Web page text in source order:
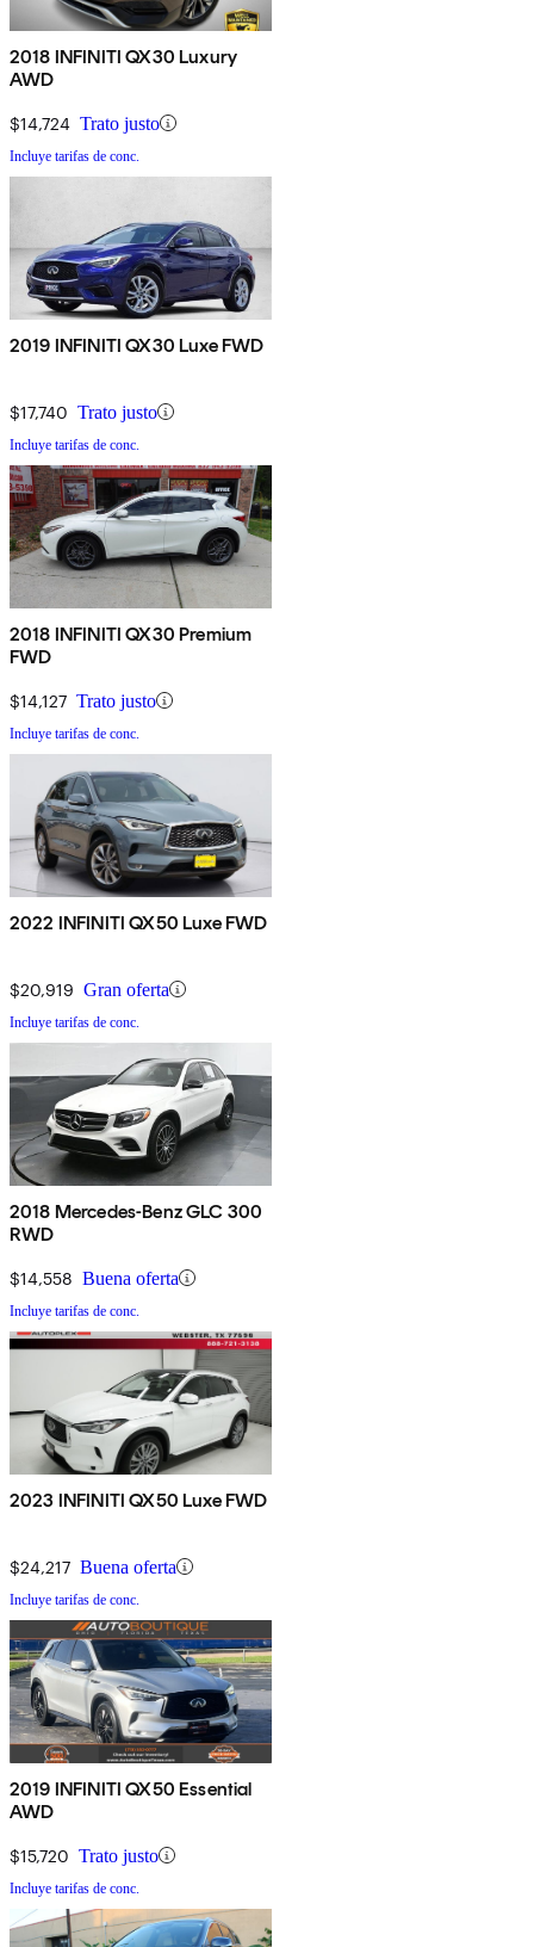
2018 INFINITI QX30 Luxury
AWD
$14,724 Trato justo
Incluye tarifas de conc.
2019 INFINITI QX30 Luxe FWD
$17,740 Trato justo
Incluye tarifas de conc.
2018 INFINITI QX30 Premium
FWD
$14,127 Trato justo
Incluye tarifas de conc.
2022 INFINITI QX50 Luxe FWD
$20,919 Gran oferta
Incluye tarifas de conc.
2018 Mercedes-Benz GLC 300
RWD
$14,558 Buena oferta
Incluye tarifas de conc.
2023 INFINITI QX50 Luxe FWD
$24,217 Buena oferta
Incluye tarifas de conc.
2019 INFINITI QX50 Essential
AWD
$15,720 Trato justo
Incluye tarifas de conc.